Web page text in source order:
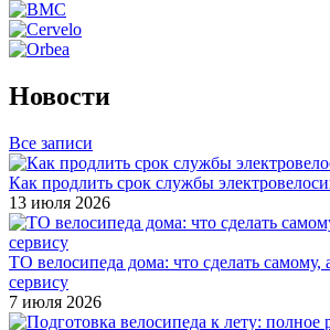
Новости
Все записи
Как продлить срок службы
13 июля 2026
ТО велосипеда дома: что сделать самому,
сервису
7 июля 2026